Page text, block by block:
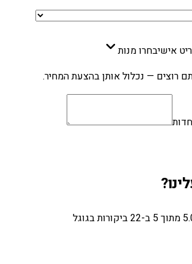
אישיבחרו מנות
רוצים — נכלול אותן בהצעת המחיר.
מתוך 5 ב- 22ביקורות בגוגל